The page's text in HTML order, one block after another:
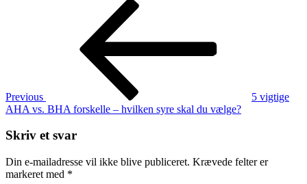
og
Indlægsnavigation
Previous
5 vigtige
AHA vs. BHA forskelle – hvilken syre skal du vælge?
Skriv et svar
Din e-mailadresse vil ikke blive publiceret. Krævede felter er
markeret med *